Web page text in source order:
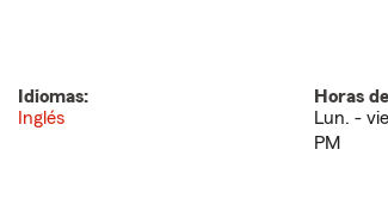
Idiomas:
Inglés
Horas
Lun. -
PM